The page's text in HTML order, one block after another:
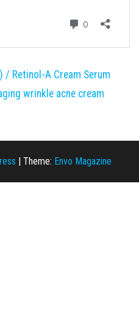
/ Retinol-A Cream Serum
wrinkle acne cream
Theme: Envo Magazine